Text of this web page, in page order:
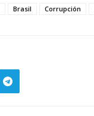
Brasil Corrupción